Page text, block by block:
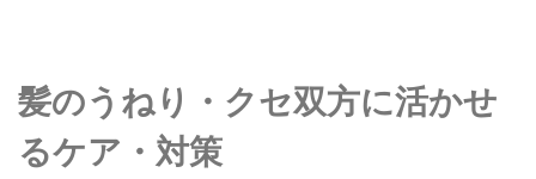
髪のうねり・クセ双方に活かせ
るケア・対策